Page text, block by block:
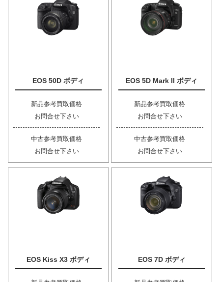
EOS 50D ボディ
新品参考買取価格
お問合せ下さい
中古参考買取価格
お問合せ下さい
EOS 5D Mark II ボディ
新品参考買取価格
お問合せ下さい
中古参考買取価格
お問合せ下さい
EOS Kiss X3 ボディ EOS 7D ボディ